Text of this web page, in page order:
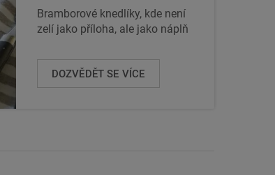
Bramborové knedlíky, kde není
zelí jako příloha, ale jako náplň
DOZVĚDĚT SE VÍCE